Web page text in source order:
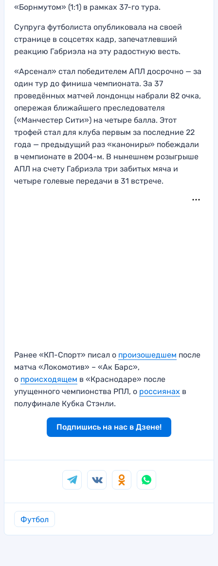
«Борнмутом» (1:1) в рамках 37-го тура.
Супруга футболиста опубликовала на своей
странице в соцсетях кадр, запечатлевший
реакцию Габриэла на эту радостную весть.
«Арсенал» стал победителем АПЛ досрочно — за
один тур до финиша чемпионата. За 37
проведённых матчей лондонцы набрали 82 очка,
опережая ближайшего преследователя
(«Манчестер Сити») на четыре балла. Этот
трофей стал для клуба первым за последние 22
года — предыдущий раз «канониры» побеждали
в чемпионате в 2004-м. В нынешнем розыгрыше
АПЛ на счету Габриэла три забитых мяча и
четыре голевые передачи в 31 встрече.
Ранее «КП-Спорт» писал о произошедшем после
матча «Локомотив» – «Ак Барс»,
о происходящем в «Краснодаре» после
упущенного чемпионства РПЛ, о россиянах в
полуфинале Кубка Стэнли.
Подпишись на нас в Дзене!
Футбол